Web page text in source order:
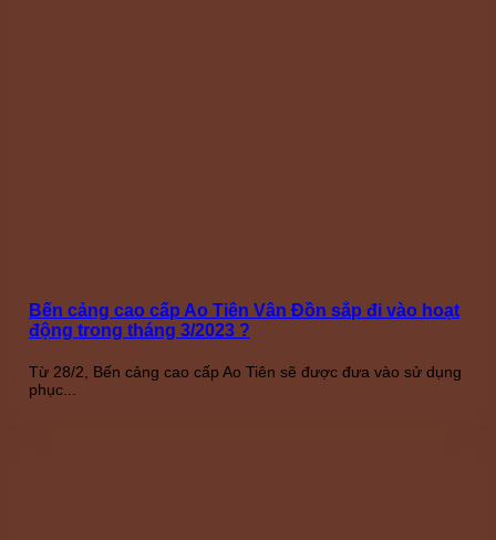
Bến cảng cao cấp Ao Tiên Vân Đồn sắp đi vào hoạt
động trong tháng 3/2023 ?
Từ 28/2, Bến cảng cao cấp Ao Tiên sẽ được đưa vào sử dụng
phục...